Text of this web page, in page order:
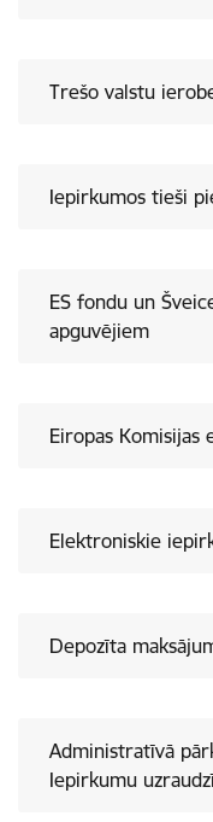
Trešo valstu
Iepirkumos tieši
ES fondu un
apguvējiem
Eiropas Komisijas
Elektroniskie
Depozīta
Administratīvā
Iepirkumu